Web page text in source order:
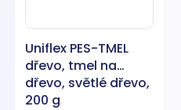
Uniflex PES-TMEL
dřevo, tmel na
dřevo, světlé dřevo,
200 g